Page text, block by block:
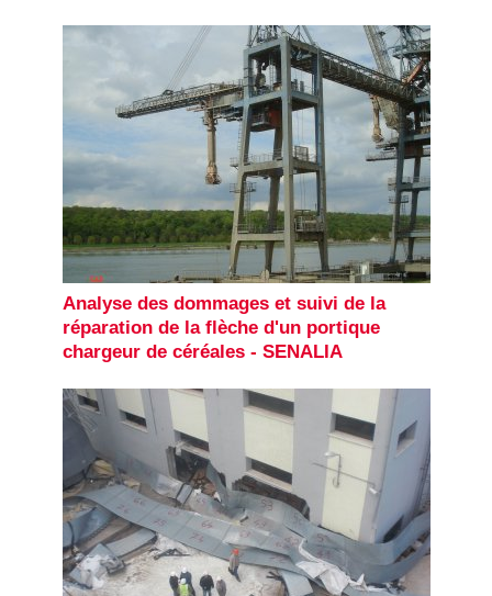
Analyse des dommages et suivi de la
réparation de la flèche d'un portique
chargeur de céréales - SENALIA